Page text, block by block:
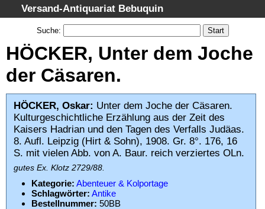
Versand-Antiquariat Bebuquin
Startseite
Suche
Schlagwörter
Gesamtbestand
Warenkorb
AGB
Widerruf
Datenschutz
Impressum
Suche:
HÖCKER, Unter dem Joche
der Cäsaren.
HÖCKER, Oskar: Unter dem Joche der Cäsaren.
Kulturgeschichtliche Erzählung aus der Zeit des
Kaisers Hadrian und den Tagen des Verfalls Judäas.
8. Aufl. Leipzig (Hirt & Sohn), 1908. Gr. 8°. 176, 16
S. mit vielen Abb. von A. Baur. reich verziertes OLn.
gutes Ex. Klotz 2729/88.
Kategorie: Abenteuer & Kolportage
Schlagwörter: Antike
Bestellnummer: 50BB